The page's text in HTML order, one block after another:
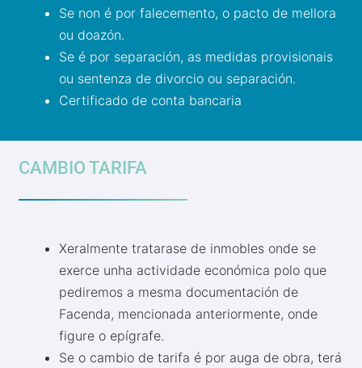
Se non é por falecemento, o pacto de mellora
ou doazón.
Se é por separación, as medidas provisionais
ou sentenza de divorcio ou separación.
Certificado de conta bancaria
CAMBIO TARIFA
Xeralmente tratarase de inmobles onde se
exerce unha actividade económica polo que
pediremos a mesma documentación de
Facenda, mencionada anteriormente, onde
figure o epígrafe.
Se o cambio de tarifa é por auga de obra, terá